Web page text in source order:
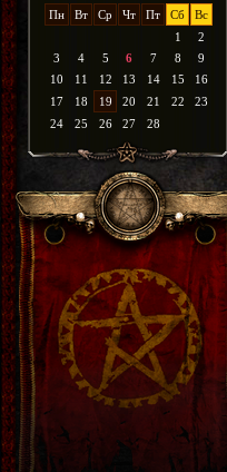
Пн
Вт Ср Чт Пт Сб
Вс
1
2
3
4 5 6 7 8
9
10
11 12 13 14 15
16
17
18 19 20 21 22
23
24
25 26 27 28